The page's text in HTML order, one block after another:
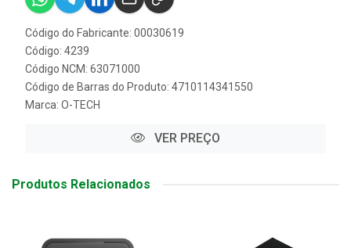
Código do Fabricante: 00030619
Código: 4239
Código NCM: 63071000
Código de Barras do Produto: 4710114341550
Marca: O-TECH
VER PREÇO
Produtos Relacionados